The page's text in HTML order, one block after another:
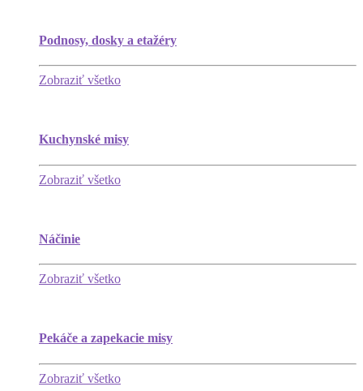
Podnosy, dosky a etažéry
Zobraziť všetko
Kuchynské misy
Zobraziť všetko
Náčinie
Zobraziť všetko
Pekáče a zapekacie misy
Zobraziť všetko